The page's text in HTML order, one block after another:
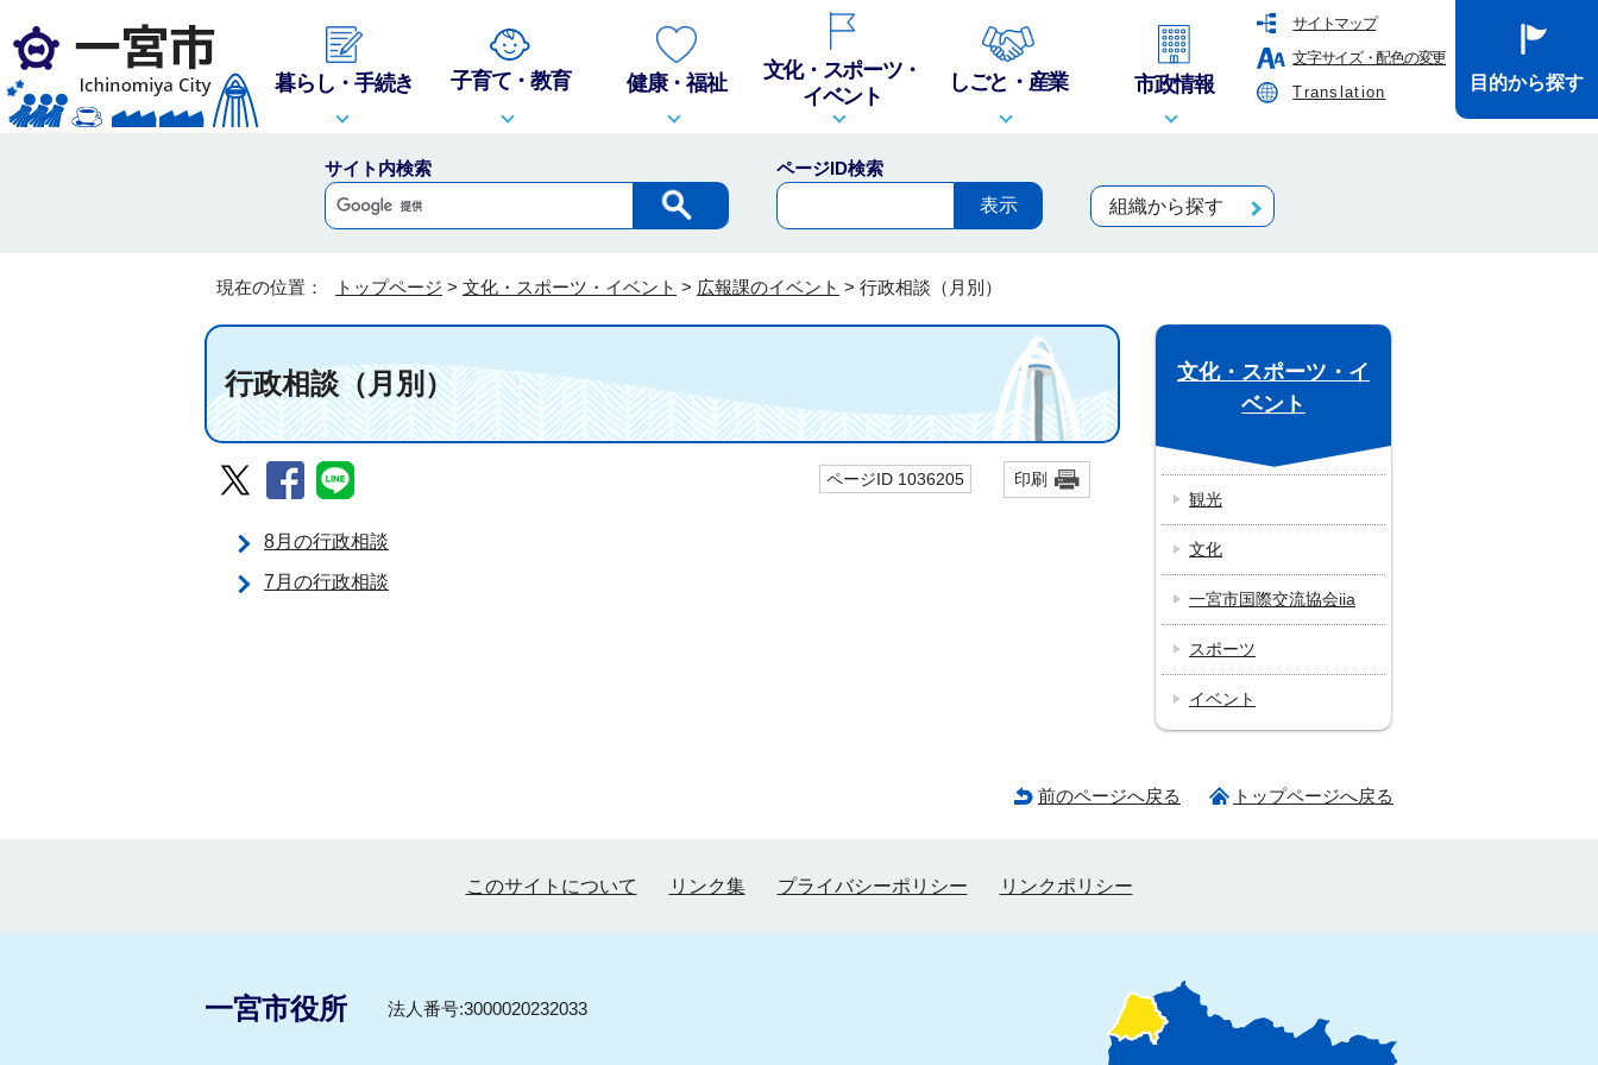
サイトマップ
文字サイズ・配色の変更
Translation
暮らし・手続き 子育て・教育 健康・福祉
文化・スポーツ・
イベント
しごと・産業 市政情報 目的から探す
サイト内検索
ページID検索
組織から探す
現在の位置： トップページ > 文化・スポーツ・イベント > 広報課のイベント > 行政相談（月別）
行政相談（月別）
ページID 1036205 印刷
8月の行政相談
7月の行政相談
文化・スポーツ・イ
ベント
観光
文化
一宮市国際交流協会iia
スポーツ
イベント
前のページへ戻る トップページへ戻る
このサイトについて リンク集 プライバシーポリシー リンクポリシー
一宮市役所 法人番号:3000020232033